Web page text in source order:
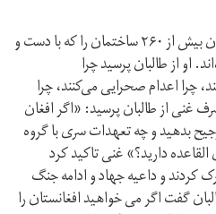
رییس‌جمهوری تاکید کرد که طالبان بیش از ۲۶۰ ساختمان را که با دست و
او از طالبان پرسید چرا
چرا اعدام صحرایی می‌کنند، چرا
غنی از طالبان پرسید: «اگر افغان
بدهید و چه تعهدات سری با گروه
دارید؟» غنی تاکید کرد
کردند و داعیه جهاد و ادامه جنگ
گفت اگر می خواهید افغانستان را